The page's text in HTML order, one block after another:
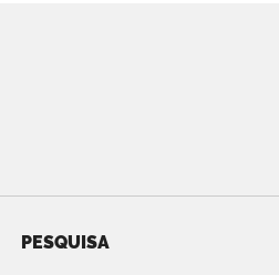
PESQUISA